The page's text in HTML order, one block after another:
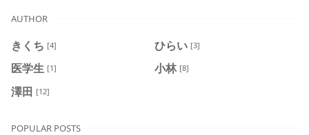
AUTHOR
きくち [4] ひらい [3]
医学生 [1] 小林 [8]
澤田 [12]
POPULAR POSTS